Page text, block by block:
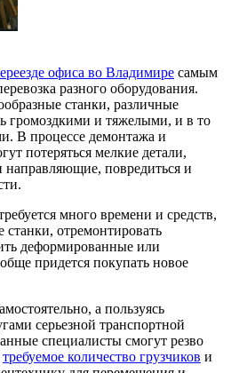
офиса во Владимире самым
разного оборудования.
станки, различные
громоздкими и тяжелыми, и в то
В процессе демонтажа и
потеряться мелкие детали,
направляющие, повредиться и
много времени и средств,
станки, отремонтировать
деформированные или
придется покупать новое
а пользуясь
серьезной транспортной
специалисты смогут резво
требуемое количество грузчиков и